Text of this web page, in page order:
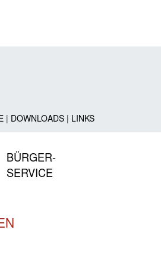
| DOWNLOADS| LINKS
BÜRGER-
SERVICE